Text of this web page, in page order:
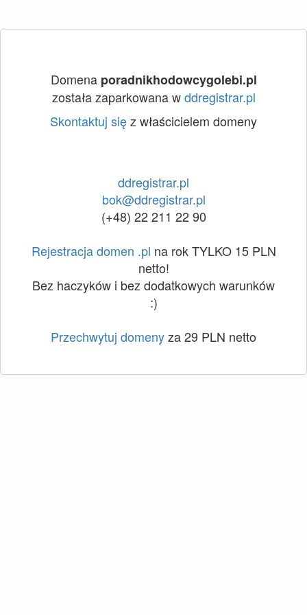
Domena poradnikhodowcygolebi.pl
została zaparkowana wddregistrar.pl
Skontaktuj sięz właścicielem domeny
ddregistrar.pl
bok@ddregistrar.pl
(+48) 22 211 22 90
Rejestracja domen .pl na rok TYLKO 15 PLN
netto!
Bez haczyków i bez dodatkowych warunków
:)
Przechwytuj domenyza 29 PLN netto